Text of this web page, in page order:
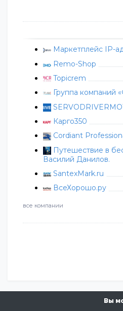
Маркетплейс IP-
Remo-Shop
Topicrem
Группа
Карго350
Cordiant
Путешествие в
Василий Данилов.
SantexMark.ru
ВсеХорошо.ру
все компании
Вы